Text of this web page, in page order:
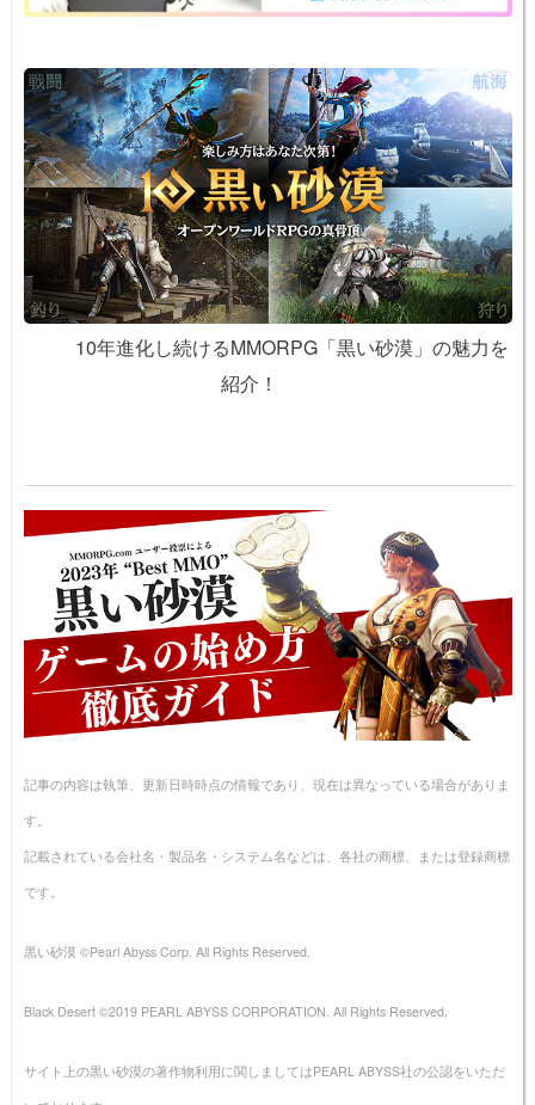
10年進化し続けるMMORPG「黒い砂漠」の魅力を
紹介！
記事の内容は執筆、更新日時時点の情報であり、現在は異なっている場合がありま
す。
記載されている会社名・製品名・システム名などは、各社の商標、または登録商標
です。
黒い砂漠 ©Pearl Abyss Corp. All Rights Reserved.
Black Desert ©2019 PEARL ABYSS CORPORATION. All Rights Reserved.
サイト上の黒い砂漠の著作物利用に関しましてはPEARL ABYSS社の公認をいただ